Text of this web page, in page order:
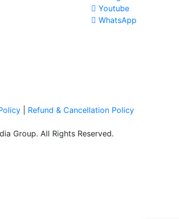
Youtube
WhatsApp
| Refund & Cancellation Policy
Group. All Rights Reserved.